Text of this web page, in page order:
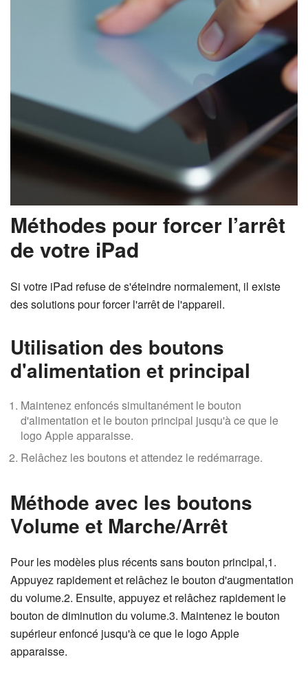
Méthodes pour forcer l’arrêt
de votre iPad
Si votre iPad refuse de s'éteindre normalement, il existe
des solutions pour forcer l'arrêt de l'appareil.
Utilisation des boutons
d'alimentation et principal
Maintenez enfoncés simultanément le bouton
d'alimentation et le bouton principal jusqu'à ce que le
logo Apple apparaisse.
Relâchez les boutons et attendez le redémarrage.
Méthode avec les boutons
Volume et Marche/Arrêt
Pour les modèles plus récents sans bouton principal,1.
Appuyez rapidement et relâchez le bouton d'augmentation
du volume.2. Ensuite, appuyez et relâchez rapidement le
bouton de diminution du volume.3. Maintenez le bouton
supérieur enfoncé jusqu'à ce que le logo Apple
apparaisse.